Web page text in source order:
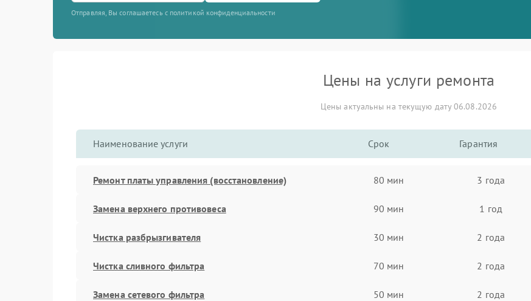
Отправляя, Вы соглашаетесь с политикой конфиденциальности
Цены на услуги ремонта
Цены актуальны на текущую дату 06.08.2026
Наименование услуги Срок Гарантия
Ремонт платы управления (восстановление) 80 мин 3 года
Замена верхнего противовеса 90 мин 1 год
Чистка разбрызгивателя 30 мин 2 года
Чистка сливного фильтра 70 мин 2 года
Замена сетевого фильтра 50 мин 2 года